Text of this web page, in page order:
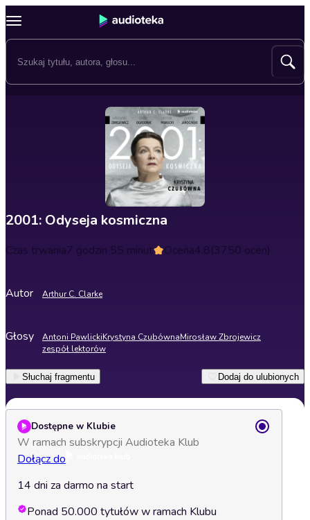
2001: Odyseja kosmiczna
Czas trwania7 godzin 55 minut Ocena4.8(3750 ocen)
Autor Arthur C. Clarke
Głosy Antoni PawlickiKrystyna CzubównaMirosław Zbrojewicz
zespół lektorów
Słuchaj fragmentu Dodaj do ulubionych
Dostępne w Klubie
W ramach subskrypcji Audioteka Klub
Dołącz do
14 dni za darmo na start
Ponad 50.000 tytułów w ramach Klubu